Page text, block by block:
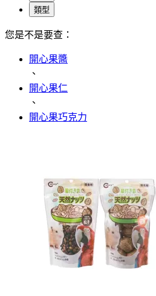
類型
您是不是要查：
開心果醬
、
開心果仁
、
開心果巧克力